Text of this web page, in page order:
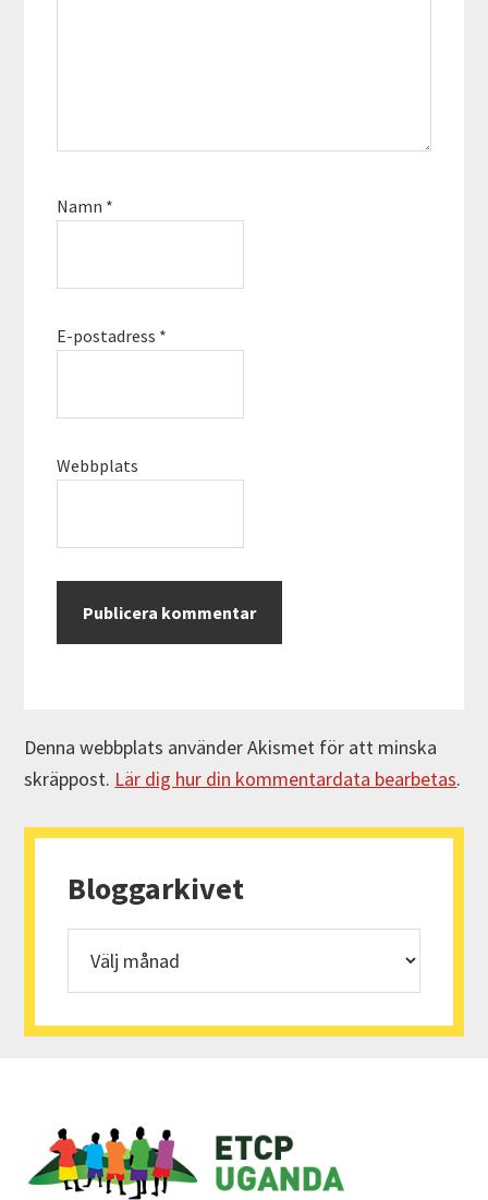
Namn *
E-postadress *
Webbplats
Denna webbplats använder Akismet för att minska
skräppost. Lär dig hur din kommentardata bearbetas.
Primärt
sidofält
Bloggarkivet
Footer